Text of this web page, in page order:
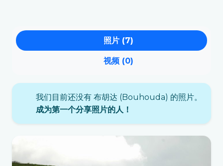
照片 (7)
视频 (0)
我们目前还没有 布胡达 (Bouhouda) 的照片。
成为第一个分享照片的人！